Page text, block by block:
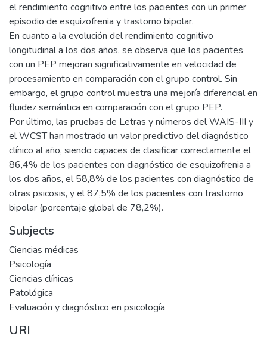
el rendimiento cognitivo entre los pacientes con un primer
episodio de esquizofrenia y trastorno bipolar.
En cuanto a la evolución del rendimiento cognitivo
longitudinal a los dos años, se observa que los pacientes
con un PEP mejoran significativamente en velocidad de
procesamiento en comparación con el grupo control. Sin
embargo, el grupo control muestra una mejoría diferencial en
fluidez semántica en comparación con el grupo PEP.
Por último, las pruebas de Letras y números del WAIS-III y
el WCST han mostrado un valor predictivo del diagnóstico
clínico al año, siendo capaces de clasificar correctamente el
86,4% de los pacientes con diagnóstico de esquizofrenia a
los dos años, el 58,8% de los pacientes con diagnóstico de
otras psicosis, y el 87,5% de los pacientes con trastorno
bipolar (porcentaje global de 78,2%).
Subjects
Ciencias médicas
Psicología
Ciencias clínicas
Patológica
Evaluación y diagnóstico en psicología
URI